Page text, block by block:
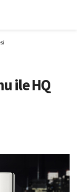
ile HQ